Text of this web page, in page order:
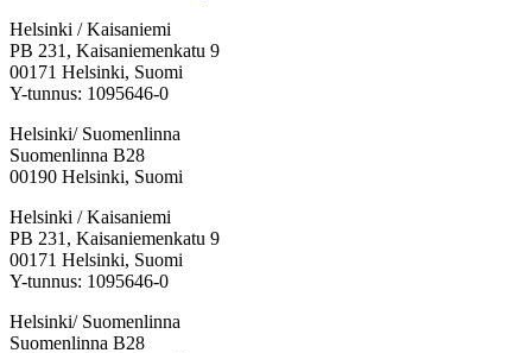
Helsinki / Kaisaniemi
PB 231, Kaisaniemenkatu 9
00171 Helsinki, Suomi
Y-tunnus: 1095646-0
Helsinki/ Suomenlinna
Suomenlinna B28
00190 Helsinki, Suomi
Facebook:
Avataan
uuteen
välilehteen
Instagram:
Avataan
uuteen
välilehteen
TikTok:
Avataan
uuteen
välilehteen
Youtube:
Avataan
uuteen
välilehteen
Vimeo:
Avataan
uuteen
välilehteen
Helsinki / Kaisaniemi
PB 231, Kaisaniemenkatu 9
00171 Helsinki, Suomi
Y-tunnus: 1095646-0
Helsinki/ Suomenlinna
Suomenlinna B28